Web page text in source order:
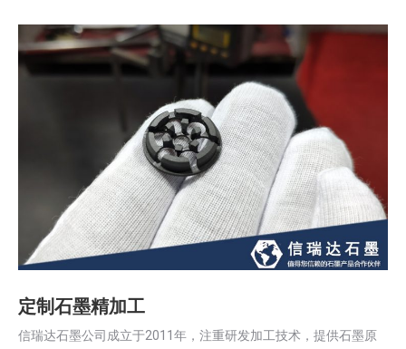
定制石墨精加工
信瑞达石墨公司成立于2011年，注重研发加工技术，提供石墨原